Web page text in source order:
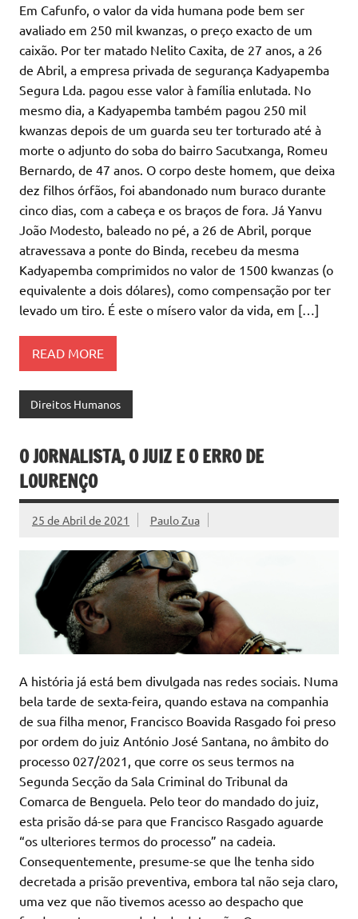
Em Cafunfo, o valor da vida humana pode bem ser
avaliado em 250 mil kwanzas, o preço exacto de um
caixão. Por ter matado Nelito Caxita, de 27 anos, a 26
de Abril, a empresa privada de segurança Kadyapemba
Segura Lda. pagou esse valor à família enlutada. No
mesmo dia, a Kadyapemba também pagou 250 mil
kwanzas depois de um guarda seu ter torturado até à
morte o adjunto do soba do bairro Sacutxanga, Romeu
Bernardo, de 47 anos. O corpo deste homem, que deixa
dez filhos órfãos, foi abandonado num buraco durante
cinco dias, com a cabeça e os braços de fora. Já Yanvu
João Modesto, baleado no pé, a 26 de Abril, porque
atravessava a ponte do Binda, recebeu da mesma
Kadyapemba comprimidos no valor de 1500 kwanzas (o
equivalente a dois dólares), como compensação por ter
levado um tiro. É este o mísero valor da vida, em […]
READ MORE
Direitos Humanos
O JORNALISTA, O JUIZ E O ERRO DE
LOURENÇO
25 de Abril de 2021 Paulo Zua
A história já está bem divulgada nas redes sociais. Numa
bela tarde de sexta-feira, quando estava na companhia
de sua filha menor, Francisco Boavida Rasgado foi preso
por ordem do juiz António José Santana, no âmbito do
processo 027/2021, que corre os seus termos na
Segunda Secção da Sala Criminal do Tribunal da
Comarca de Benguela. Pelo teor do mandado do juiz,
esta prisão dá-se para que Francisco Rasgado aguarde
“os ulteriores termos do processo” na cadeia.
Consequentemente, presume-se que lhe tenha sido
decretada a prisão preventiva, embora tal não seja claro,
uma vez que não tivemos acesso ao despacho que